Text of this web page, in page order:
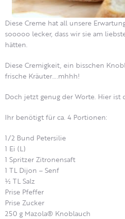
Diese Creme hat all unsere
sooooo lecker, dass wir sie am
hätten.
Diese Cremigkeit, ein bisschen
frische Kräuter….mhhh!
Doch jetzt genug der Worte. Hier ist
Ihr benötigt für ca. 4 Portionen:
1/2 Bund Petersilie
1 Ei (L)
1 Spritzer Zitronensaft
1 TL Dijon – Senf
½ TL Salz
Prise Pfeffer
Prise Zucker
250 g Mazola® Knoblauch